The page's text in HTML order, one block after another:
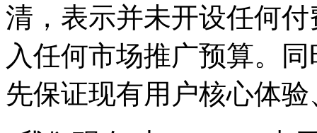
清，表示并未开设任何
入任何市场推广预算。
先保证现有用户核心体